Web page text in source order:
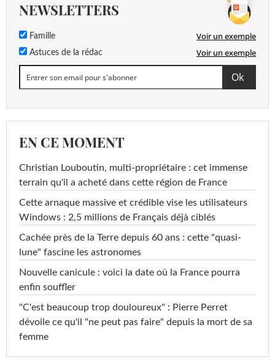
NEWSLETTERS
Famille Voir un exemple
Astuces de la rédac Voir un exemple
EN CE MOMENT
Christian Louboutin, multi-propriétaire : cet immense
terrain qu'il a acheté dans cette région de France
Cette arnaque massive et crédible vise les utilisateurs
Windows : 2,5 millions de Français déjà ciblés
Cachée près de la Terre depuis 60 ans : cette "quasi-
lune" fascine les astronomes
Nouvelle canicule : voici la date où la France pourra
enfin souffler
"C'est beaucoup trop douloureux" : Pierre Perret
dévoile ce qu'il "ne peut pas faire" depuis la mort de sa
femme